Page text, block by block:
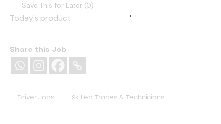
Save This for Later (0)
Today's product
Share this Job
Driver Jobs Skilled Trades & Technicians